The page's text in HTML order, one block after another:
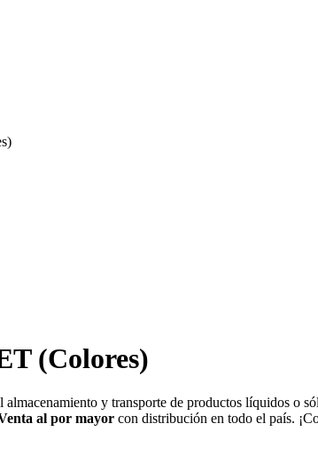
(Colores)
almacenamiento y transporte de productos líquidos o
al por mayor con distribución en todo el país.